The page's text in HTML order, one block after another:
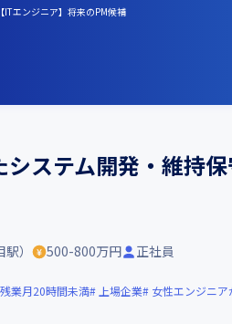
エンジニア】将来のPM候補
ステム開発・維持
） 500-800万円 正社員
残業月20時間未満 上場企業 女性エンジニア